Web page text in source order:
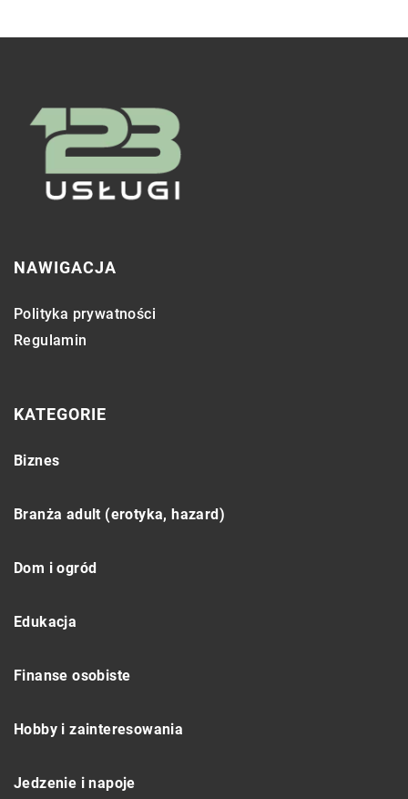
NAWIGACJA
Polityka prywatności
Regulamin
KATEGORIE
Biznes
Branża adult (erotyka, hazard)
Dom i ogród
Edukacja
Finanse osobiste
Hobby i zainteresowania
Jedzenie i napoje